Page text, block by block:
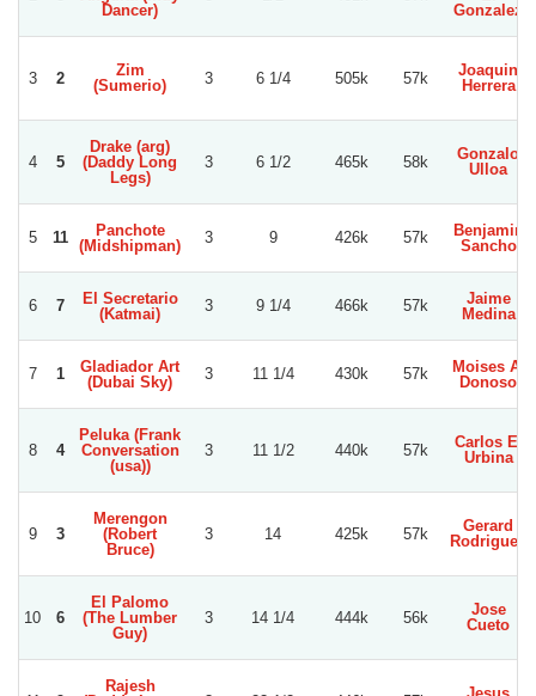
Dancer)
Gonzalez
3 2
Zim
(Sumerio)
3 6 1/4 505k 57k
Joaquin
Herrera
4 5
Drake (arg)
(Daddy Long
Legs)
3 6 1/2 465k 58k
Gonzalo
Ulloa
5 11
Panchote
(Midshipman)
3 9 426k 57k
Benjamin
Sancho
6 7
El Secretario
(Katmai)
3 9 1/4 466k 57k
Jaime
Medina
7 1
Gladiador Art
(Dubai Sky)
3 11 1/4 430k 57k
Moises A.
Donoso
8 4
Peluka (Frank
Conversation
(usa))
3 11 1/2 440k 57k
Carlos E.
Urbina
9 3
Merengon
(Robert
Bruce)
3 14 425k 57k
Gerard
Rodriguez
10 6
El Palomo
(The Lumber
Guy)
3 14 1/4 444k 56k
Jose
Cueto
Rajesh